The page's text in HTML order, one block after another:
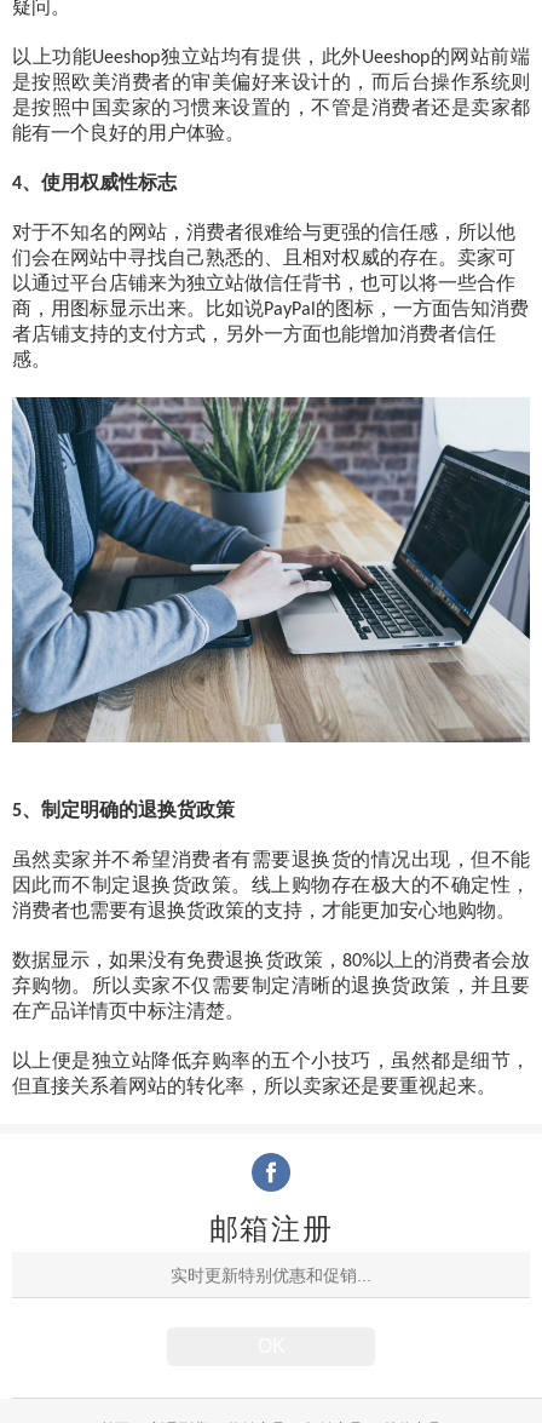
疑问。
以上功能Ueeshop独立站均有提供，此外Ueeshop的网站前端
是按照欧美消费者的审美偏好来设计的，而后台操作系统则
是按照中国卖家的习惯来设置的，不管是消费者还是卖家都
能有一个良好的用户体验。
4、使用权威性标志
对于不知名的网站，消费者很难给与更强的信任感，所以他
们会在网站中寻找自己熟悉的、且相对权威的存在。卖家可
以通过平台店铺来为独立站做信任背书，也可以将一些合作
商，用图标显示出来。比如说PayPal 的图标，一方面告知消费
者店铺支持的支付方式，另外一方面也能增加消费者信任
感。
5、制定明确的退换货政策
虽然卖家并不希望消费者有需要退换货的情况出现，但不能
因此而不制定退换货政策。线上购物存在极大的不确定性，
消费者也需要有退换货政策的支持，才能更加安心地购物。
数据显示，如果没有免费退换货政策， 80%以上的消费者会放
弃购物。所以卖家不仅需要制定清晰的退换货政策，并且要
在产品详情页中标注清楚。
以上便是独立站降低弃购率的五个小技巧，虽然都是细节，
但直接关系着网站的转化率，所以卖家还是要重视起来。
邮箱注册